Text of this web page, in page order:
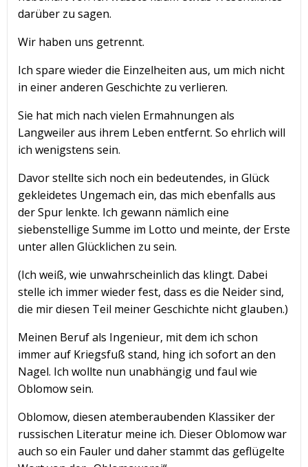
darüber zu sagen.
Wir haben uns getrennt.
Ich spare wieder die Einzelheiten aus, um mich nicht
in einer anderen Geschichte zu verlieren.
Sie hat mich nach vielen Ermahnungen als
Langweiler aus ihrem Leben entfernt. So ehrlich will
ich wenigstens sein.
Davor stellte sich noch ein bedeutendes, in Glück
gekleidetes Ungemach ein, das mich ebenfalls aus
der Spur lenkte. Ich gewann nämlich eine
siebenstellige Summe im Lotto und meinte, der Erste
unter allen Glücklichen zu sein.
(Ich weiß, wie unwahrscheinlich das klingt. Dabei
stelle ich immer wieder fest, dass es die Neider sind,
die mir diesen Teil meiner Geschichte nicht glauben.)
Meinen Beruf als Ingenieur, mit dem ich schon
immer auf Kriegsfuß stand, hing ich sofort an den
Nagel. Ich wollte nun unabhängig und faul wie
Oblomow sein.
Oblomow, diesen atemberaubenden Klassiker der
russischen Literatur meine ich. Dieser Oblomow war
auch so ein Fauler und daher stammt das geflügelte